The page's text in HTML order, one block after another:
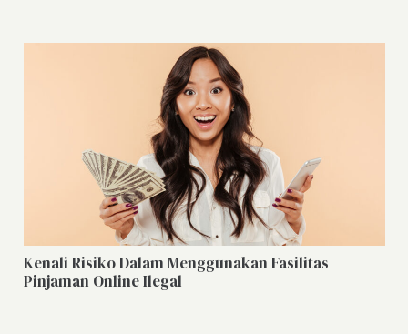
Kenali Risiko Dalam Menggunakan Fasilitas
Pinjaman Online Ilegal